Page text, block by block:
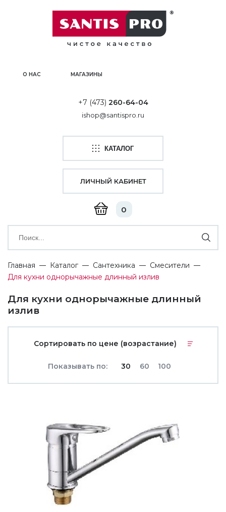
О НАС МАГАЗИНЫ
+7 (473) 260-64-04
ishop@santispro.ru
КАТАЛОГ
0
ЛИЧНЫЙ КАБИНЕТ
Главная Каталог Сантехника
Смесители
Для кухни однорычажные длинный излив
Для кухни однорычажные длинный
излив
Сортировать по цене (возрастание)
Показывать по: 30 60 100